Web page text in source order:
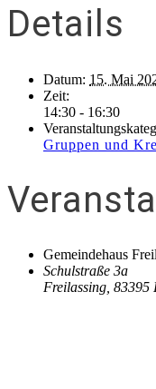
Details
Datum: 15. Mai
Zeit:
14:30 - 16:30
Gruppen und
Gemeindehaus
Schulstraße 3a
Freilassing 83395